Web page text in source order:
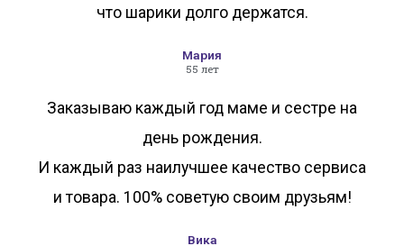
что шарики долго держатся.
Мария
55 лет
Заказываю каждый год маме и сестре на
день рождения.
И каждый раз наилучшее качество сервиса
и товара. 100% советую своим друзьям!
Вика